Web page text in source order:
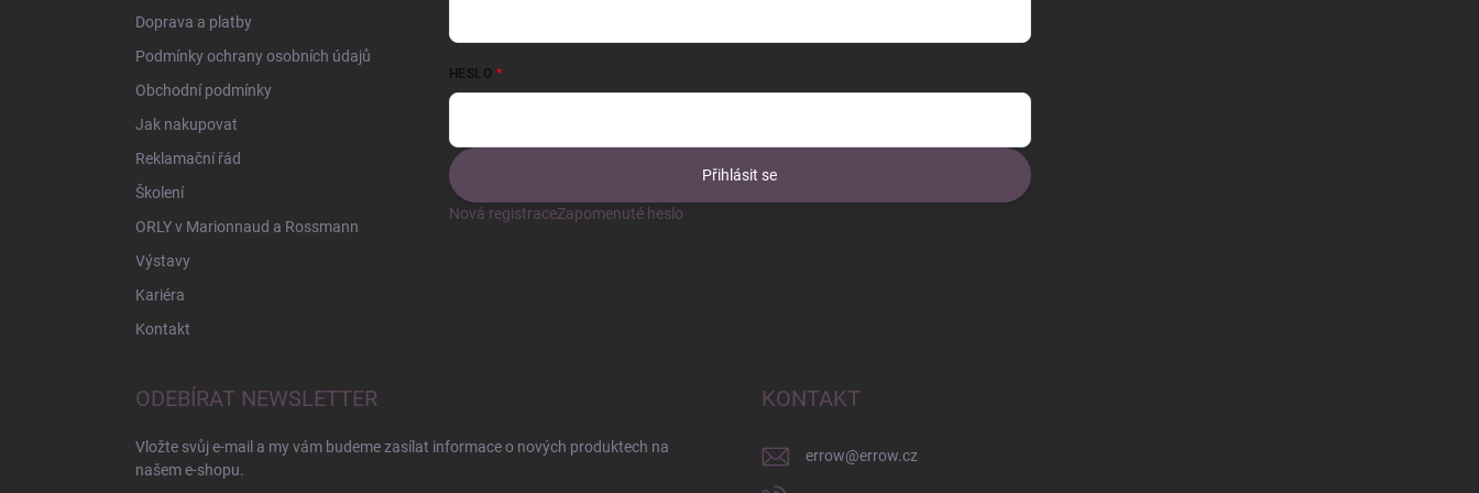
Doprava a platby
Podmínky ochrany osobních údajů
Obchodní podmínky
Jak nakupovat
Reklamační řád
Školení
ORLY v Marionnaud a Rossmann
Výstavy
Kariéra
Kontakt
HESLO
Přihlásit se
Nová registraceZapomenuté heslo
ODEBÍRAT NEWSLETTER
Vložte svůj e-mail a my vám budeme zasílat informace o nových produktech na
našem e-shopu.
KONTAKT
errow@errow.cz